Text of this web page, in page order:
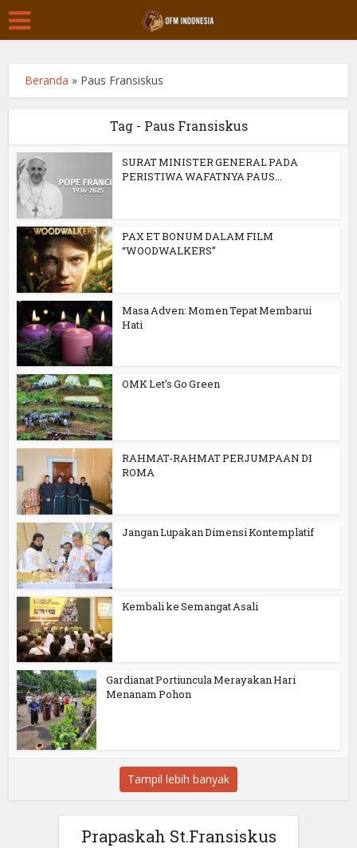
Beranda » Paus Fransiskus
Tag - Paus Fransiskus
SURAT MINISTER GENERAL PADA
PERISTIWA WAFATNYA PAUS...
PAX ET BONUM DALAM FILM
“WOODWALKERS”
Masa Adven: Momen Tepat Membarui
Hati
OMK Let’s Go Green
RAHMAT-RAHMAT PERJUMPAAN DI
ROMA
Jangan Lupakan Dimensi Kontemplatif
Kembali ke Semangat Asali
Gardianat Portiuncula Merayakan Hari
Menanam Pohon
Tampil lebih banyak
Prapaskah St.Fransiskus